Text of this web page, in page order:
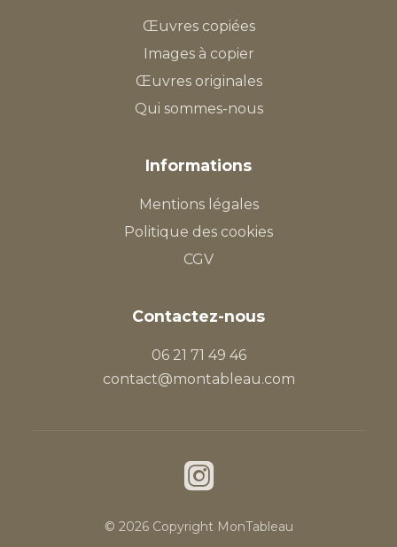
Œuvres copiées
Images à copier
Œuvres originales
Qui sommes-nous
Informations
Mentions légales
Politique des cookies
CGV
Contactez-nous
06 21 71 49 46
contact@montableau.com
© 2026 Copyright MonTableau